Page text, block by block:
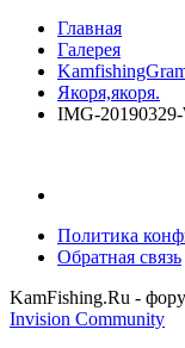
Главная
Галерея
Якоря,якоря.
IMG-
Политика
Обратная связь
KamFishing.Ru -
Invision Community